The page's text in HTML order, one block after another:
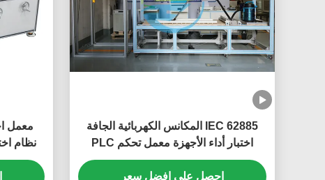
IEC 62885 المكانس الكهربائية الجافة
اختبار أداء الأجهزة معمل تحكم PLC
احصل على افضل سعر